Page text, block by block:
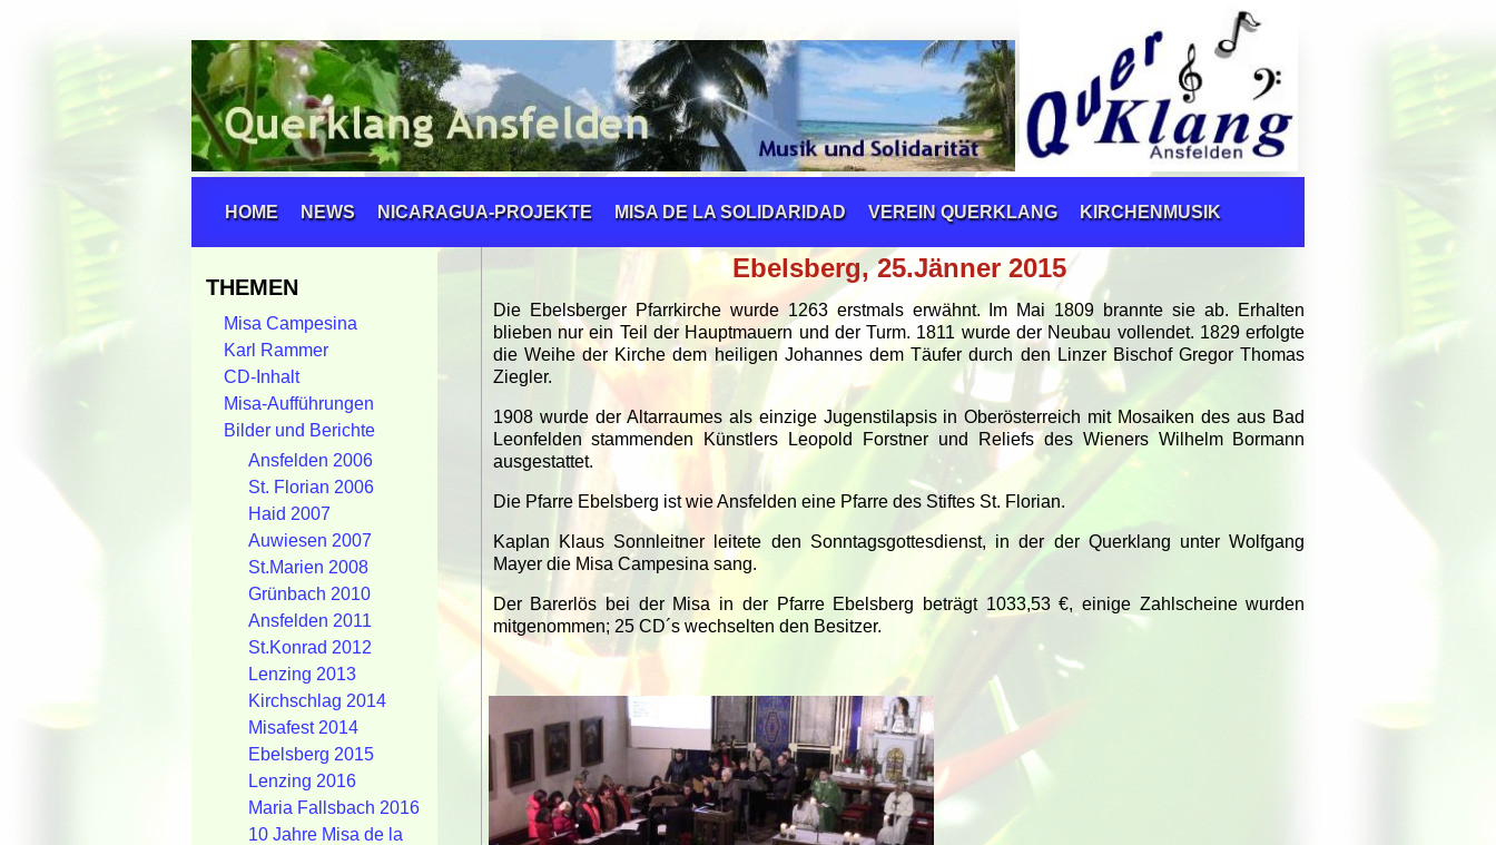
HOME NEWS NICARAGUA-PROJEKTE MISA DE LA SOLIDARIDAD VEREIN QUERKLANG KIRCHENMUSIK
Ebelsberg, 25.Jänner 2015
Die Ebelsberger Pfarrkirche wurde 1263 erstmals erwähnt. Im Mai 1809 brannte sie ab. Erhalten
blieben nur ein Teil der Hauptmauern und der Turm. 1811 wurde der Neubau vollendet. 1829 erfolgte
die Weihe der Kirche dem heiligen Johannes dem Täufer durch den Linzer Bischof Gregor Thomas
Ziegler.
1908 wurde der Altarraumes als einzige Jugenstilapsis in Oberösterreich mit Mosaiken des aus Bad
Leonfelden stammenden Künstlers Leopold Forstner und Reliefs des Wieners Wilhelm Bormann
ausgestattet.
Die Pfarre Ebelsberg ist wie Ansfelden eine Pfarre des Stiftes St. Florian.
Kaplan Klaus Sonnleitner leitete den Sonntagsgottesdienst, in der der Querklang unter Wolfgang
Mayer die Misa Campesina sang.
Der Barerlös bei der Misa in der Pfarre Ebelsberg beträgt 1033,53 €, einige Zahlscheine wurden
mitgenommen; 25 CD´s wechselten den Besitzer.
THEMEN
Misa Campesina
Karl Rammer
CD-Inhalt
Misa-Aufführungen
Bilder und Berichte
Ansfelden 2006
St. Florian 2006
Haid 2007
Auwiesen 2007
St.Marien 2008
Grünbach 2010
Ansfelden 2011
St.Konrad 2012
Lenzing 2013
Kirchschlag 2014
Misafest 2014
Ebelsberg 2015
Lenzing 2016
Maria Fallsbach 2016
10 Jahre Misa de la